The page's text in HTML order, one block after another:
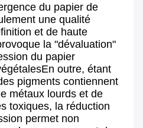
du papier de
une qualité
et de haute
la "dévaluation"
du papier
outre, étant
pigments contiennent
métaux lourds et de
toxiques, la réduction
permet non